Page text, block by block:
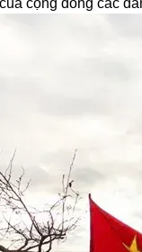
cộng đồng các